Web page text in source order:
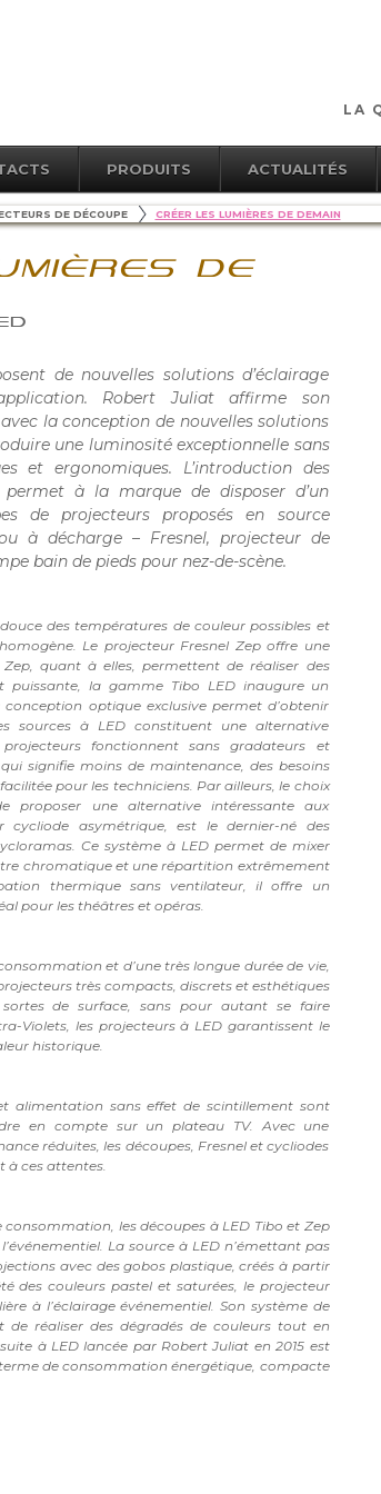
LA
PRODUITS ACTUALITÉS
DE DÉCOUPE CRÉER LES LUMIÈRES DE DEMAIN
DE
de nouvelles solutions d’éclairage
Robert Juliat affirme son
la conception de nouvelles solutions
une luminosité exceptionnelle sans
et ergonomiques. L’introduction des
à la marque de disposer d’un
de projecteurs proposés en source
à décharge – Fresnel, projecteur de
bain de pieds pour nez-de-scène.
des températures de couleur possibles et
Le projecteur Fresnel Zep offre une
Zep, quant à elles, permettent de réaliser des
la gamme Tibo LED inaugure un
optique exclusive permet d’obtenir
sources à LED constituent une alternative
fonctionnent sans gradateurs et
signifie moins de maintenance, des besoins
pour les techniciens. Par ailleurs, le choix
proposer une alternative intéressante aux
cycliode asymétrique, est le dernier-né des
Ce système à LED permet de mixer
chromatique et une répartition extrêmement
thermique sans ventilateur, il offre un
pour les théâtres et opéras.
et d’une très longue durée de vie,
très compacts, discrets et esthétiques
de surface, sans pour autant se faire
Violets, les projecteurs à LED garantissent le
historique.
alimentation sans effet de scintillement sont
en compte sur un plateau TV. Avec une
réduites, les découpes, Fresnel et cycliodes
à ces attentes.
les découpes à LED Tibo et Zep
La source à LED n’émettant pas
avec des gobos plastique, créés à partir
des couleurs pastel et saturées, le projecteur
à l’éclairage événementiel. Son système de
de réaliser des dégradés de couleurs tout en
à LED lancée par Robert Juliat en 2015 est
de consommation énergétique, compacte